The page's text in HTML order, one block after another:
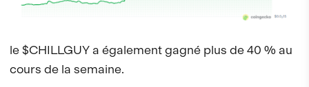
le $CHILLGUY a également gagné plus de 40 % au
cours de la semaine.